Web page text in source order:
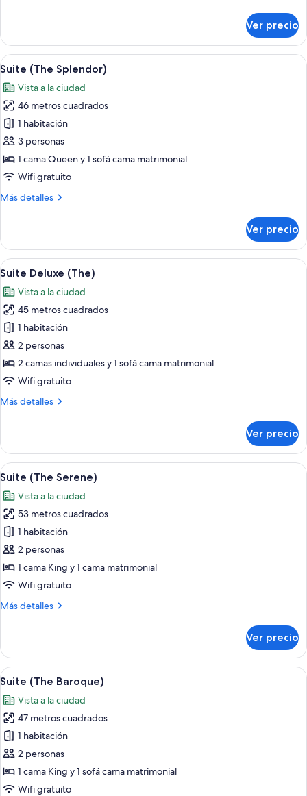
King
Plus
Room
King
Ver precio
Abrir
todas
las
fotos
de
Suite
(The
Splendor)
Una sala de estar moderna con un
7
Suite (The Splendor)
Vista a la ciudad
46 metros cuadrados
1 habitación
3 personas
1 cama Queen y 1 sofá cama matrimonial
Wifi gratuito
Más detalles
Más
(The
Splendor)
Ver precio
Abrir
todas
las
fotos
de
Suite
Deluxe
(The)
Habitación de hotel con dos camas,
7
Suite Deluxe (The)
Vista a la ciudad
45 metros cuadrados
1 habitación
2 personas
2 camas individuales y 1 sofá cama matrimonial
Wifi gratuito
Más detalles
Más
Deluxe
(The)
Ver precio
Abrir
todas
las
fotos
de
Suite
(The
Serene)
Una habitación de hotel moderna
6
Suite (The Serene)
Vista a la ciudad
53 metros cuadrados
1 habitación
2 personas
1 cama King y 1 cama matrimonial
Wifi gratuito
Más detalles
Más
(The
Serene)
Ver precio
Abrir
todas
las
fotos
de
Suite
(The
Baroque)
Habitación de hotel con una cama
8
Suite (The Baroque)
Vista a la ciudad
47 metros cuadrados
1 habitación
2 personas
1 cama King y 1 sofá cama matrimonial
Wifi gratuito